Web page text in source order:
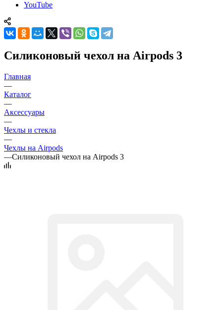
YouTube
Силиконовый чехол на Airpods 3
Главная
—
Каталог
—
Аксессуары
—
Чехлы и стекла
—
Чехлы на Airpods
—Силиконовый чехол на Airpods 3